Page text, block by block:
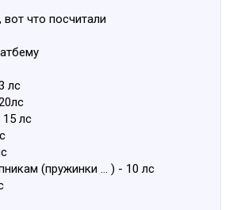
что посчитали
лс
лс
(пружинки ... ) - 10 лс